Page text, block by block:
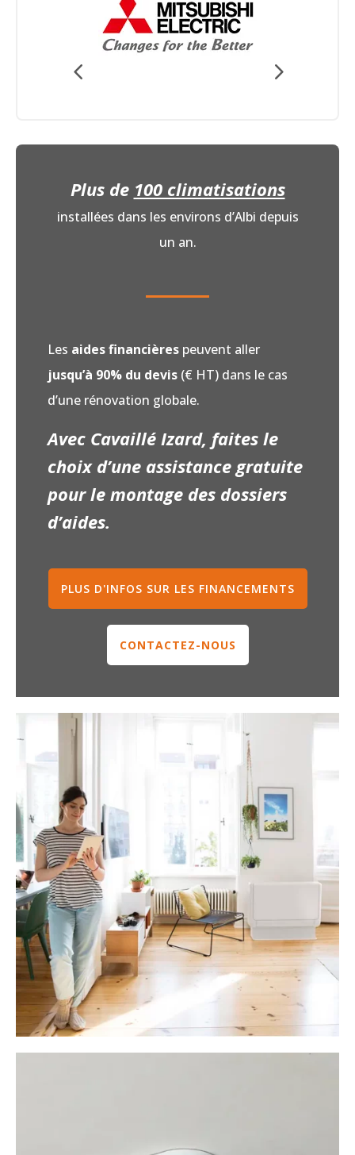
Plus de 100 climatisations
installées dans les environs d’Albi depuis
un an.
Les aides financières peuvent aller
jusqu’à 90% du devis (€ HT) dans le cas
d’une rénovation globale.
Avec Cavaillé Izard, faites le
choix d’une assistance gratuite
pour le montage des dossiers
d’aides.
PLUS D'INFOS SUR LES FINANCEMENTS
CONTACTEZ-NOUS